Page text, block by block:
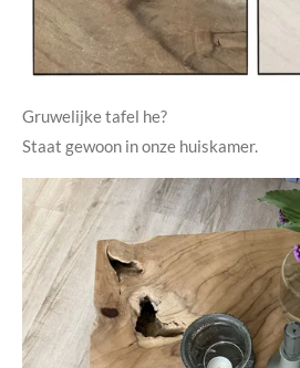
Gruwelijke tafel he?
Staat gewoon in onze huiskamer.